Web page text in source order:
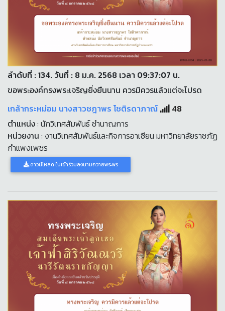
ลำดับที่ : 134. วันที่ : 8 ม.ค. 2568 เวลา 09:37:07 น.
ขอพระองค์ทรงพระเจริญยิ่งยืนนาน ควรมิควรแล้วแต่จะโปรด
เกล้ากระหม่อม นางสาวชฎาพร โชติรดาภาณ์
48
ตำแหน่ง: นักวิเทศสัมพันธ์ ชำนาญการ
หน่วยงาน : งานวิเทศสัมพันธ์และกิจการอาเซียน มหาวิทยาลัยราชภัฏ
กำแพงเพชร
ดาวน์โหลด ใบเข้าร่วมลงนามถวายพระพร